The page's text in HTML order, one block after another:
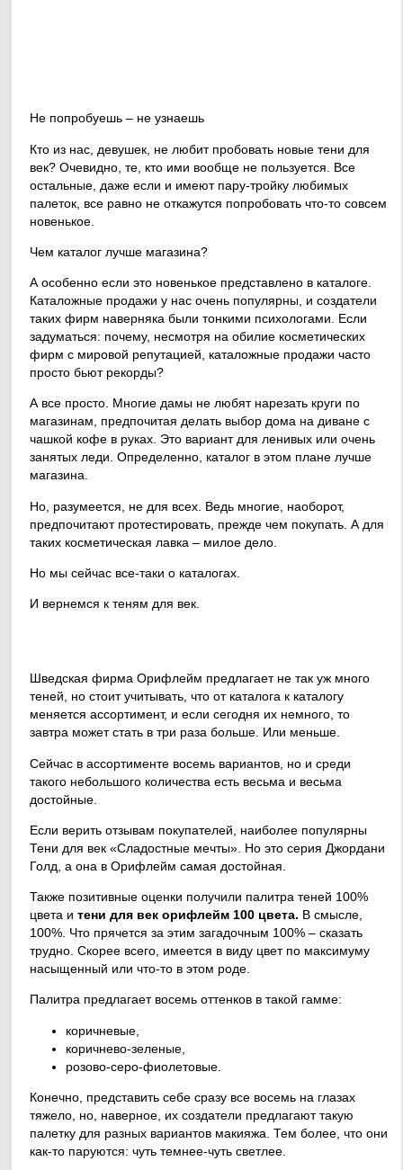
Не попробуешь – не узнаешь
Кто из нас, девушек, не любит пробовать новые тени для
век? Очевидно, те, кто ими вообще не пользуется. Все
остальные, даже если и имеют пару-тройку любимых
палеток, все равно не откажутся попробовать что-то совсем
новенькое.
Чем каталог лучше магазина?
А особенно если это новенькое представлено в каталоге.
Каталожные продажи у нас очень популярны, и создатели
таких фирм наверняка были тонкими психологами. Если
задуматься: почему, несмотря на обилие косметических
фирм с мировой репутацией, каталожные продажи часто
просто бьют рекорды?
А все просто. Многие дамы не любят нарезать круги по
магазинам, предпочитая делать выбор дома на диване с
чашкой кофе в руках. Это вариант для ленивых или очень
занятых леди. Определенно, каталог в этом плане лучше
магазина.
Но, разумеется, не для всех. Ведь многие, наоборот,
предпочитают протестировать, прежде чем покупать. А для
таких косметическая лавка – милое дело.
Но мы сейчас все-таки о каталогах.
И вернемся к теням для век.
Шведская фирма Орифлейм предлагает не так уж много
теней, но стоит учитывать, что от каталога к каталогу
меняется ассортимент, и если сегодня их немного, то
завтра может стать в три раза больше. Или меньше.
Сейчас в ассортименте восемь вариантов, но и среди
такого небольшого количества есть весьма и весьма
достойные.
Если верить отзывам покупателей, наиболее популярны
Тени для век «Сладостные мечты». Но это серия Джордани
Голд, а она в Орифлейм самая достойная.
Также позитивные оценки получили палитра теней 100%
цвета итени для век орифлейм 100 цвета. В смысле,
100%. Что прячется за этим загадочным 100% – сказать
трудно. Скорее всего, имеется в виду цвет по максимуму
насыщенный или что-то в этом роде.
Палитра предлагает восемь оттенков в такой гамме:
коричневые,
коричнево-зеленые,
розово-серо-фиолетовые.
Конечно, представить себе сразу все восемь на глазах
тяжело, но, наверное, их создатели предлагают такую
палетку для разных вариантов макияжа. Тем более, что они
как-то паруются: чуть темнее-чуть светлее.